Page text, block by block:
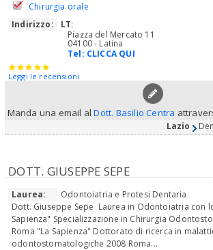
Chirurgia orale
Indirizzo:
LT:
Piazza del Mercato 11
04100 - Latina
Tel: CLICCA QUI
Leggi le recensioni
Manda una email alDott. Basilio Centra
Lazio
DOTT. GIUSEPPE SEPE
Laurea:
Odontoiatria e Protesi Dentaria
Dott. Giuseppe Sepe Laurea in Odontoiatria con
Sapienza" Specializzazione in Chirurgia
Roma "La Sapienza" Dottorato di ricerca in
odontostomatologiche 2008 Roma...